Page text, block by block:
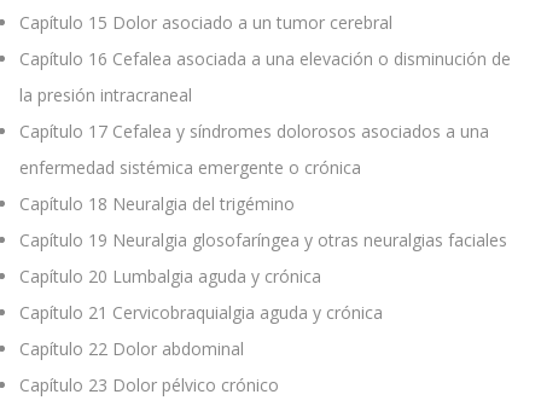
Capítulo 15 Dolor asociado a un tumor cerebral
Capítulo 16 Cefalea asociada a una elevación o disminución de
la presión intracraneal
Capítulo 17 Cefalea y síndromes dolorosos asociados a una
enfermedad sistémica emergente o crónica
Capítulo 18 Neuralgia del trigémino
Capítulo 19 Neuralgia glosofaríngea y otras neuralgias faciales
Capítulo 20 Lumbalgia aguda y crónica
Capítulo 21 Cervicobraquialgia aguda y crónica
Capítulo 22 Dolor abdominal
Capítulo 23 Dolor pélvico crónico